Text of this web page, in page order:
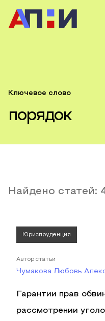
Ключевое слово
порядок
Найдено статей:
Юриспруденция
Автор статьи
Чумакова Любовь
Гарантии прав
рассмотрении